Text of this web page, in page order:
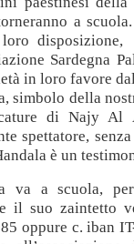
a
disposizione,
Sardegna
in loro favore
simbolo della
di Najy Al
spettatore,
è un
va a scuola,
il suo zaintetto
oppure c. iban